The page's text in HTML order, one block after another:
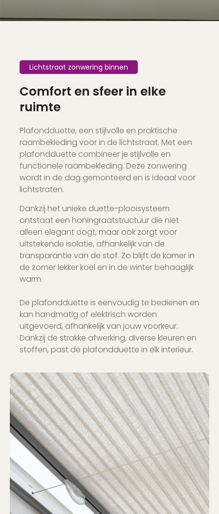
Lichtstraat zonwering binnen
Comfort en sfeer in elke
ruimte
Plafondduette, een stijlvolle en praktische
raambekleding voor in de lichtstraat. Met een
plafondduette combineer je stijlvolle en
functionele raambekleding. Deze zonwering
wordt in de dag gemonteerd en is ideaal voor
lichtstraten.
Dankzij het unieke duette-plooisysteem
ontstaat een honingraatstructuur die niet
alleen elegant oogt, maar ook zorgt voor
uitstekende isolatie, afhankelijk van de
transparantie van de stof. Zo blijft de kamer in
de zomer lekker koel en in de winter behaaglijk
warm.
De plafondduette is eenvoudig te bedienen en
kan handmatig of elektrisch worden
uitgevoerd, afhankelijk van jouw voorkeur.
Dankzij de strakke afwerking, diverse kleuren en
stoffen, past de plafondduette in elk interieur.